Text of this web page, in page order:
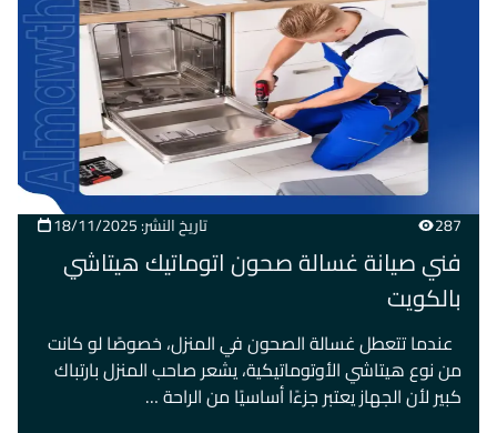
287 تاريخ النشر: 18/11/2025
فني صيانة غسالة صحون اتوماتيك هيتاشي
بالكويت
عندما تتعطل غسالة الصحون في المنزل، خصوصًا لو كانت
من نوع هيتاشي الأوتوماتيكية، يشعر صاحب المنزل بارتباك
كبير لأن الجهاز يعتبر جزءًا أساسيًا من الراحة …